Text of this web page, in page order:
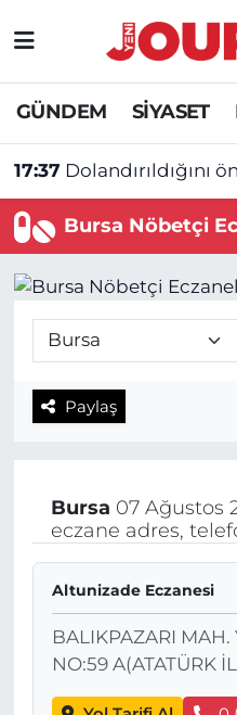
GÜNDEM SİYASET
17:37 Dolandırıldığını öne
Bursa Nöbetçi
Paylaş
Bursa 07 Ağustos
eczane adres,
Altunizade Eczanesi
BALIKPAZARI MAH.
NO:59 A(ATATÜRK
GÜNDEM
SİYASET
SAĞLIK
DÜNYA
ÖZEL HABER
Nöbetçi Eczaneler
Hava Durumu
Trafik Durumu
Süper Lig Puan
Tüm Manşetler
Son Dakika
Haber Arşivi